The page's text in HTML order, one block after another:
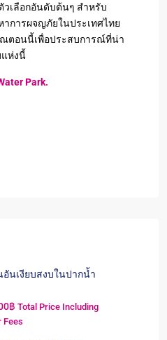
เลือกอันดับต้นๆ สำหรับ
การผจญภัยในประเทศไทย
ตอนนี้เพื่อประสบการณ์ที่น่า
แห่งนี้
Park.
นเงียบสงบในปากน้ำ
฿ Total Price Including
Fees